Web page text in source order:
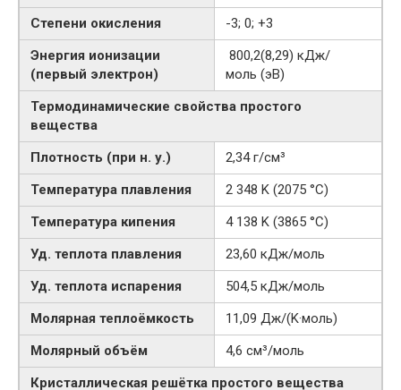
Степени окисления
-3; 0; +3
Энергия ионизации
(первый электрон)
800,2(8,29) кДж/
моль (эВ)
Термодинамические свойства простого
вещества
Плотность (при н. у.)
2,34 г/см³
Температура плавления
2 348 K (2075 °C)
Температура кипения
4 138 K (3865 °C)
Уд. теплота плавления
23,60 кДж/моль
Уд. теплота испарения
504,5 кДж/моль
Молярная теплоёмкость
11,09 Дж/(K·моль)
Молярный объём
4,6 см³/моль
Кристаллическая решётка простого вещества